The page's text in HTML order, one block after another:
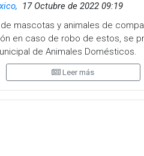
17 Octubre de 2022 09:19
mascotas y animales de
en caso de robo de estos, se
de Animales Domésticos.
estructuras orgánicas,
Leer más